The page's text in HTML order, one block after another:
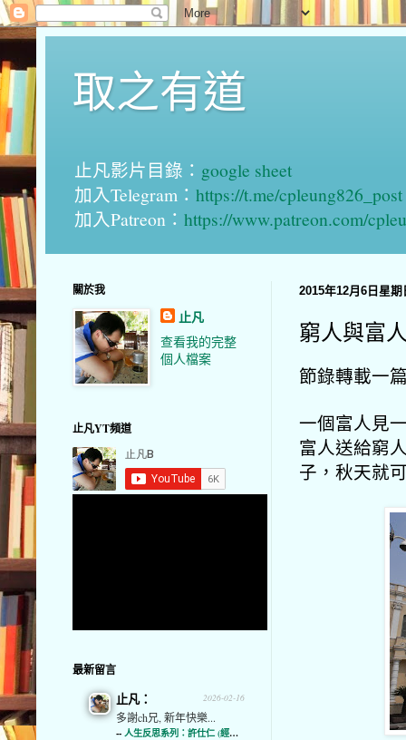
取之有道
止凡影片目錄： google sheet
加入Telegram： https://t.me/cpleung826_post
加入Patreon： https://www.patreon.com/
2015年12月6日星期
窮人與富
節錄轉載一
一個富人見
富人送給窮
子，秋天就
關於我
止凡
查看我的完整
個人檔案
止凡YT頻道
最新留言
2026-02-16
止凡：
多謝ch兄, 新年快樂...
-- 人生反思系列：許仕仁 (經濟通)